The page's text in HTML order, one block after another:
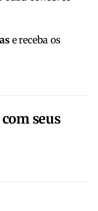
e receba os
seus